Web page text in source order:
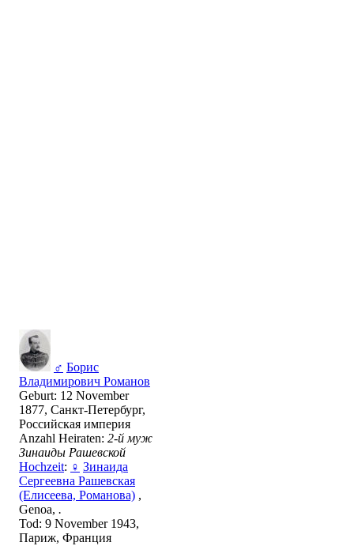
♂ Борис
Владимирович Романов
Geburt: 12 November
1877, Санкт-Петербург,
Российская империя
Anzahl Heiraten: 2-й муж
Зинаиды Рашевской
Hochzeit: ♀ Зинаида
Сергеевна Рашевская
(Елисеева, Романова) ,
Genoa, .
Tod: 9 November 1943,
Париж, Франция